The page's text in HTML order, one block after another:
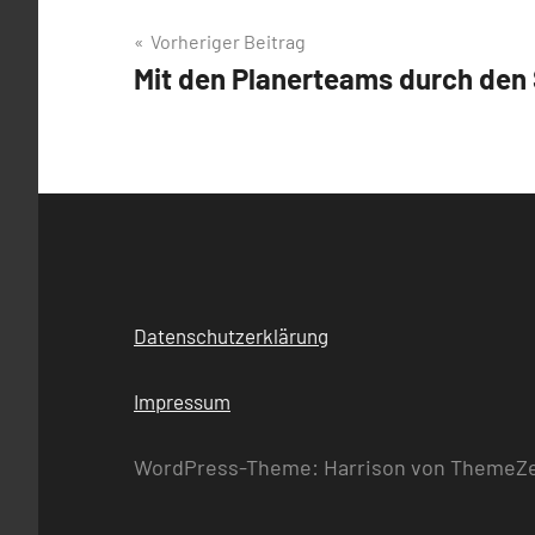
Beitragsnavigation
Vorheriger Beitrag
Mit den Planerteams durch
Datenschutzerklärung
Impressum
WordPress-Theme: Harrison von